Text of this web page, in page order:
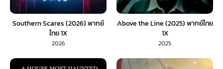
Southern Scares (2026) พากย์
ไทย 1X
2026
Above the Line (2025) พากย์ไทย
1X
2025